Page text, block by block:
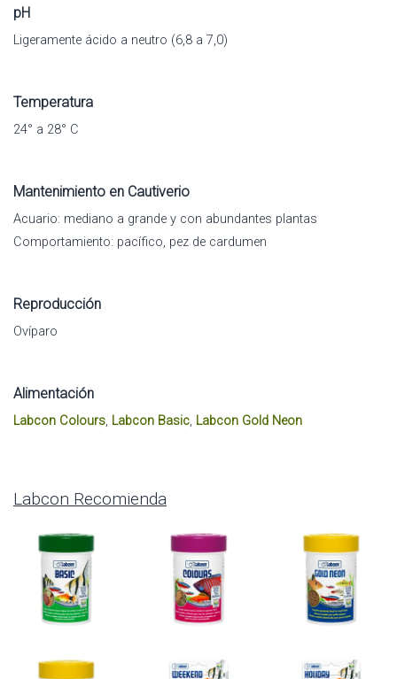
pH
Ligeramente ácido a neutro (6,8 a 7,0)
Temperatura
24° a 28° C
Mantenimiento en Cautiverio
Acuario: mediano a grande y con abundantes plantas
Comportamiento: pacífico, pez de cardumen
Reproducción
Ovíparo
Alimentación
Labcon Colours, Labcon Basic, Labcon Gold Neon
Labcon Recomienda